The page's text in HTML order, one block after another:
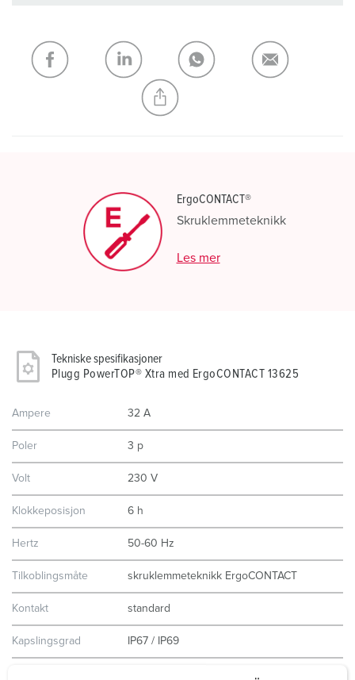
Min liste LEGG TIL
OPPRETT EN NY LISTE
ErgoCONTACT®
Skruklemmeteknikk
Les mer
Tekniske spesifikasjoner
Plugg PowerTOP® Xtra med ErgoCONTACT 13625
Ampere 32 A
Poler 3 p
Volt 230 V
Klokkeposisjon 6 h
Hertz 50-60 Hz
Tilkoblingsmåte skruklemmeteknikk ErgoCONTACT
Kontakt standard
Kapslingsgrad IP67 / IP69